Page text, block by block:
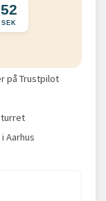
51
SEK
på Trustpilot
Aarhus